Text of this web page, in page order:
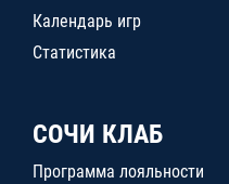
Календарь игр
Статистика
СОЧИ КЛАБ
Программа лояльности